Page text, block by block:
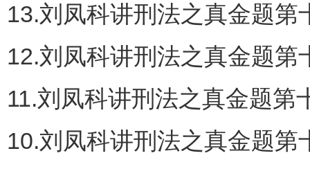
13.刘凤科讲刑法之真金题第
12.刘凤科讲刑法之真金题第
11.刘凤科讲刑法之真金题第
10.刘凤科讲刑法之真金题第